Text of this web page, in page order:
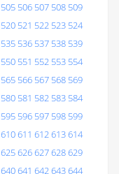
505 506 507 508 509
520 521 522 523 524
535 536 537 538 539
550 551 552 553 554
565 566 567 568 569
580 581 582 583 584
595 596 597 598 599
610611 612613614
625626627628629
640641 642643644